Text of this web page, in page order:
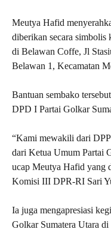
Meutya Hafid
diberikan secara simbolis
di Belawan Coffe, Jl
Belawan 1, Kecamatan
Bantuan sembako
DPD I Partai Golkar
“Kami mewakili dari
dari Ketua Umum Partai
ucap Meutya Hafid yang
Komisi III DPR-RI Sari
Ia juga mengapresiasi
Golkar Sumatera Utara